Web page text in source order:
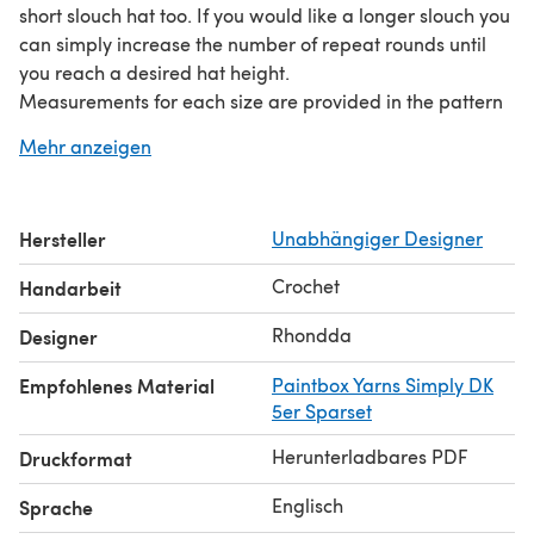
short slouch hat too. If you would like a longer slouch you
can simply increase the number of repeat rounds until
you reach a desired hat height.
Measurements for each size are provided in the pattern
techniques used to create the color changes.
lightweight so it will be comfortable to wear.
Newborn: 27 g / 82 yds, Child: 52 g / 159 yds, adult small
59 g / 180 yds, adult medium 66 g / 201 yds
Mehr anzeigen
Hersteller Unabhängiger Designer
Handarbeit Crochet
Designer Rhondda
Empfohlenes Material
Paintbox Yarns Simply DK
5er Sparset
Druckformat Herunterladbares PDF
Sprache Englisch